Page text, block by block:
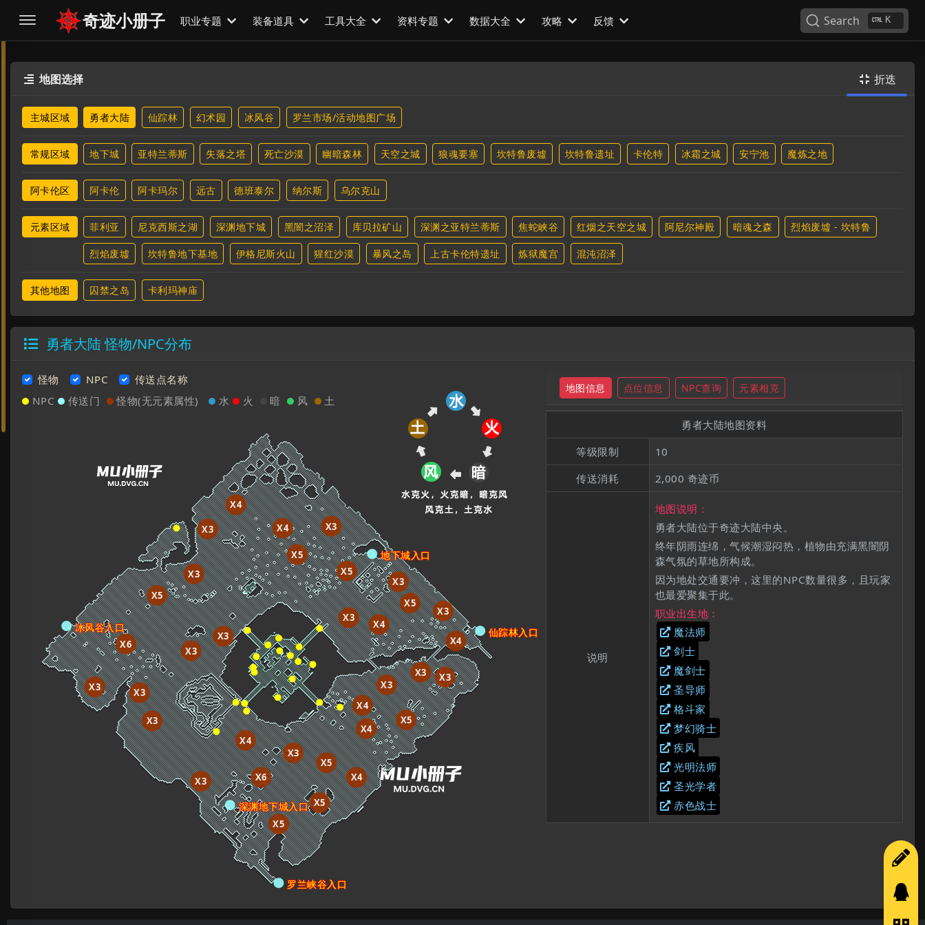
奇迹小册子 职业专题 装备道具 工具大全 资料专题 数据大全 攻略 反馈 Search K
 地图选择  折迭
主城区域 勇者大陆 仙踪林 幻术园 冰风谷 罗兰市场/活动地图广场
常规区域 地下城 亚特兰蒂斯 失落之塔 死亡沙漠 幽暗森林 天空之城 狼魂要塞 坎特鲁废墟 坎特鲁遗址 卡伦特 冰霜之城 安宁池 魔炼之地
阿卡伦区 阿卡伦 阿卡玛尔 远古 德班泰尔 纳尔斯 乌尔克山
元素区域 菲利亚 尼克西斯之湖 深渊地下城 黑闇之沼泽 库贝拉矿山 深渊之亚特兰蒂斯 焦蛇峡谷 红烟之天空之城 阿尼尔神殿 暗魂之森 烈焰废墟 - 坎特鲁
烈焰废墟 坎特鲁地下基地 伊格尼斯火山 猩红沙漠 暴风之岛 上古卡伦特遗址 炼狱魔宫 混沌沼泽
其他地图 囚禁之岛 卡利玛神庙
 勇者大陆 怪物/NPC分布
怪物 NPC
传送点名称
NPC
传送门 怪物(无元素属性) 水 火 暗 风 土
X3
X3
X4
X3
X3
X4
X3
X5
X4
X4
X3
X6
X3
X3
X3
X3
X3
X3
X4
X6
X5
X5
X3
X3 X3
X5
X4
X4
X5
X3
X4
X5
X5
X5
地下城入口
冰风谷入口 仙踪林入口
罗兰峡谷入口
深渊地下城入口
地图信息 点位信息 NPC查询 元素相克
勇者大陆地图资料
等级限制
10
传送消耗
2,000 奇迹币
说明
地图说明：
勇者大陆位于奇迹大陆中央。
终年阴雨连绵，气候潮湿闷热，植物由充满黑闇阴
森气氛的草地所构成。
因为地处交通要冲，这里的NPC数量很多，且玩家
也最爱聚集于此。
职业出生地：
魔法师
剑士
魔剑士
圣导师
格斗家
梦幻骑士
疾风
光明法师
圣光学者
赤色战士